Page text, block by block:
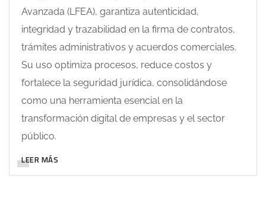
Avanzada (LFEA), garantiza autenticidad,
integridad y trazabilidad en la firma de contratos,
trámites administrativos y acuerdos comerciales.
Su uso optimiza procesos, reduce costos y
fortalece la seguridad jurídica, consolidándose
como una herramienta esencial en la
transformación digital de empresas y el sector
público.
LEER MÁS